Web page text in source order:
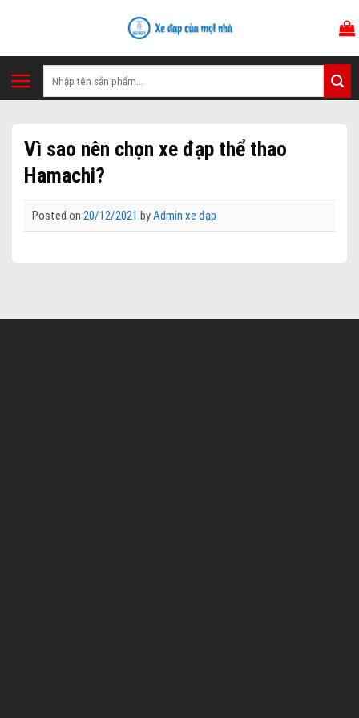
Tìm
kiếm:
Vì sao nên chọn xe đạp thể thao
Hamachi?
Posted on 20/12/2021 byAdmin xe đạp